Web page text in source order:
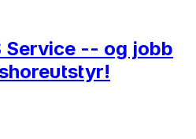
Service -- og jobb